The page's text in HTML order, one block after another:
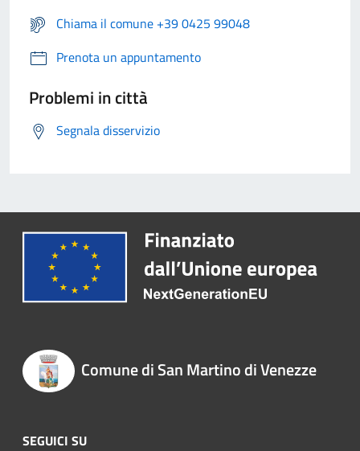
Chiama il comune +39 0425 99048
Prenota un appuntamento
Problemi in città
Segnala disservizio
Comune di San Martino di Venezze
SEGUICI SU